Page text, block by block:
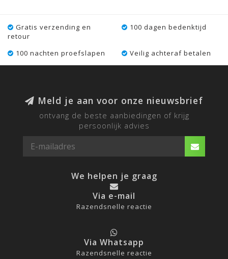
Gratis verzending en
retour
100 dagen bedenktijd
100 nachten proefslapen Veilig achteraf betalen
Meld je aan voor onze nieuwsbrief
ontvang de beste aanbiedingen of krijg
persoonlijk advies
We helpen je graag
Via e-mail
Razendsnelle reactie
Via Whatsapp
Razendsnelle reactie